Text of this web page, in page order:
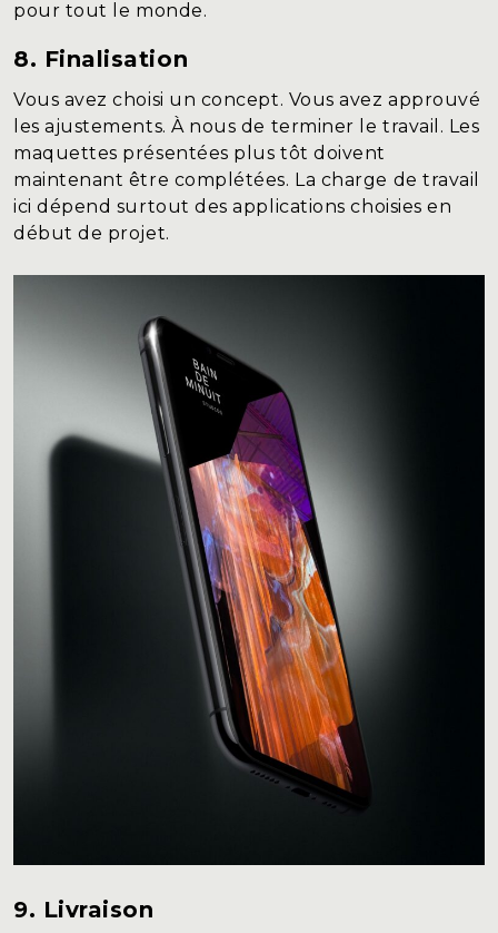
pour tout le monde.
8. Finalisation
Vous avez choisi un concept. Vous avez approuvé
les ajustements. À nous de terminer le travail. Les
maquettes présentées plus tôt doivent
maintenant être complétées. La charge de travail
ici dépend surtout des applications choisies en
début de projet.
9. Livraison